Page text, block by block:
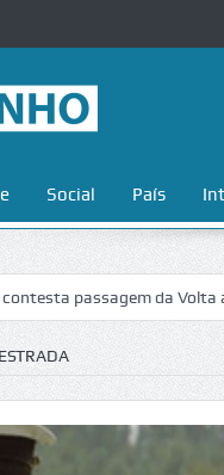
Social País
da Volta a Portugal